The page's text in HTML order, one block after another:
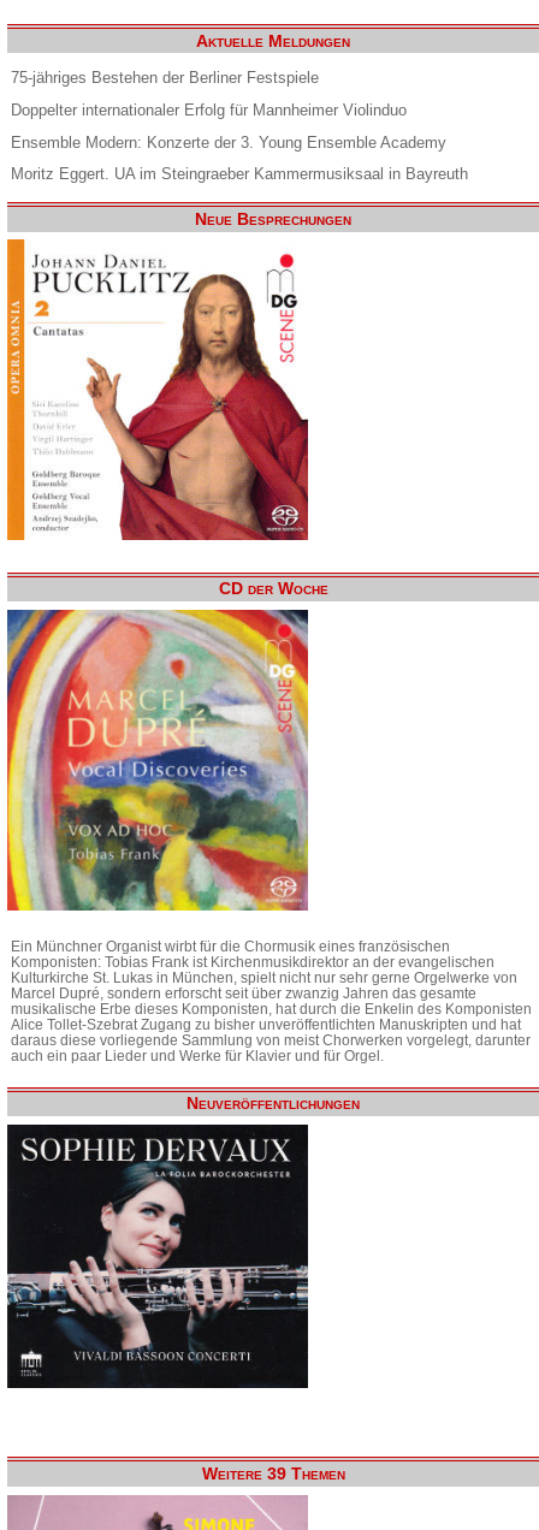
Aktuelle Meldungen
75-jähriges Bestehen der Berliner Festspiele
Doppelter internationaler Erfolg für Mannheimer Violinduo
Ensemble Modern: Konzerte der 3. Young Ensemble Academy
Moritz Eggert. UA im Steingraeber Kammermusiksaal in Bayreuth
Neue Besprechungen
CD der Woche
Ein Münchner Organist wirbt für die Chormusik eines französischen
Komponisten: Tobias Frank ist Kirchenmusikdirektor an der evangelischen
Kulturkirche St. Lukas in München, spielt nicht nur sehr gerne Orgelwerke von
Marcel Dupré, sondern erforscht seit über zwanzig Jahren das gesamte
musikalische Erbe dieses Komponisten, hat durch die Enkelin des Komponisten
Alice Tollet-Szebrat Zugang zu bisher unveröffentlichten Manuskripten und hat
daraus diese vorliegende Sammlung von meist Chorwerken vorgelegt, darunter
auch ein paar Lieder und Werke für Klavier und für Orgel.
Neuveröffentlichungen
Weitere 39 Themen